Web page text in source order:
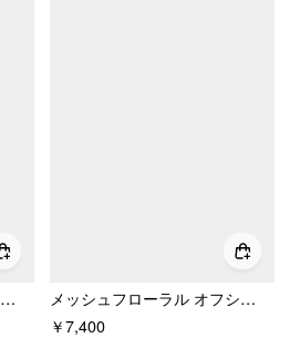
サテンカウルネック3D花シャーリングマーメイドマキシドレス
メッシュフローラル オフショルダー ラッフル マーメイド マキシドレス
￥7,400